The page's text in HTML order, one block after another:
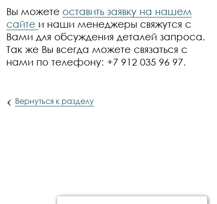
Вы можете оставить заявку на нашем
сайте и наши менеджеры свяжутся с
Вами для обсуждения деталей запроса.
Так же Вы всегда можете связаться с
нами по телефону: +7 912 035 96 97.
‹ Вернуться к разделу